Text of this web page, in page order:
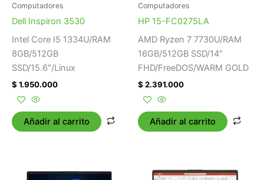
Computadores
Dell Inspiron 3530
Intel Core I5 1334U/RAM
8GB/512GB
SSD/15.6″/Linux
$ 1.950.000
Añadir al carrito
Computadores
HP 15-FC0275LA
AMD Ryzen 7 7730U/RAM
16GB/512GB SSD/14″
FHD/FreeDOS/WARM GOLD
$ 2.391.000
Añadir al carrito